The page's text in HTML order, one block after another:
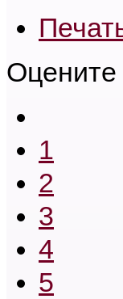
Оцените
1
2
3
4
5